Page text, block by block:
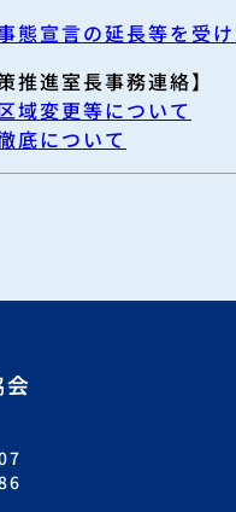
宣言の延長等を受け
推進室長事務連絡】
域変更等について
底について